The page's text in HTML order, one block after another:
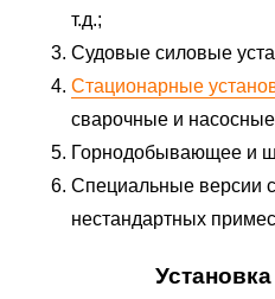
т.д.;
Судовые силовые
Стационарные
сварочные и насосные
Горнодобывающее и
Специальные версии
нестандартных